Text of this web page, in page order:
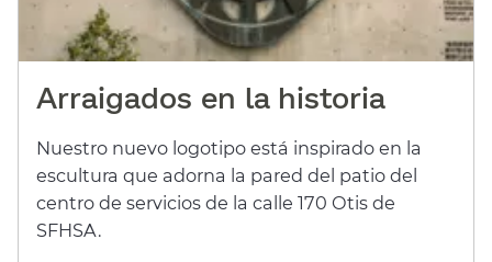
Arraigados en la historia​​
Nuestro nuevo logotipo está inspirado en la
escultura que adorna la pared del patio del
centro de servicios de la calle 170 Otis de
SFHSA.​​